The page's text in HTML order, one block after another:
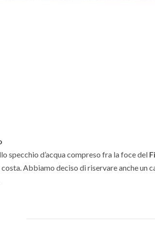
specchio d’acqua compreso fra la foce del
Abbiamo deciso di riservare anche un